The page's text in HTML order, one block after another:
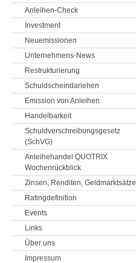
Anleihen-Check
Investment
Neuemissionen
Unternehmens-News
Restrukturierung
Schuldscheindarlehen
Emission von Anleihen
Handelbarkeit
Schuldverschreibungsgesetz
(SchVG)
Anleihehandel QUOTRIX
Wochenrückblick
Zinsen, Renditen, Geldmarktsätze
Ratingdefinition
Events
Links
Über uns
Impressum